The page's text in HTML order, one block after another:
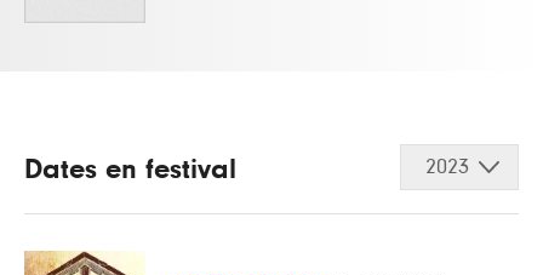
Dates en festival 2023